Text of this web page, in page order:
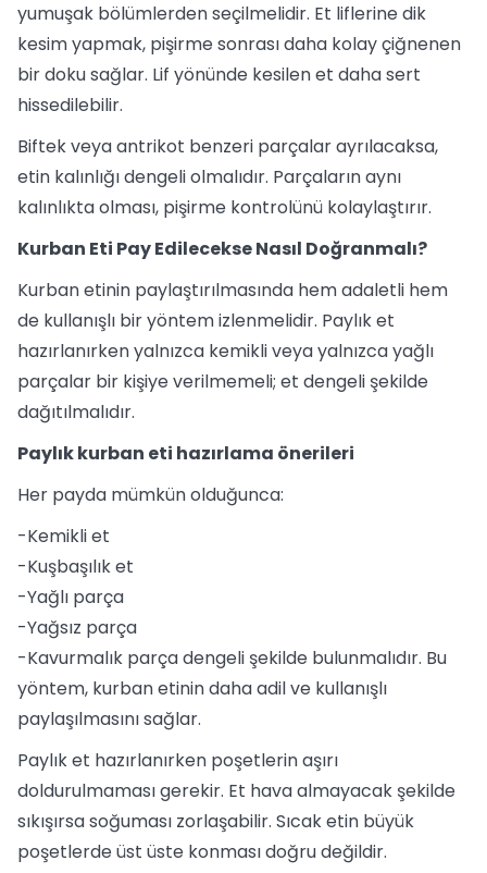
yumuşak bölümlerden seçilmelidir. Et liflerine dik
kesim yapmak, pişirme sonrası daha kolay çiğnenen
bir doku sağlar. Lif yönünde kesilen et daha sert
hissedilebilir.
Biftek veya antrikot benzeri parçalar ayrılacaksa,
etin kalınlığı dengeli olmalıdır. Parçaların aynı
kalınlıkta olması, pişirme kontrolünü kolaylaştırır.
Kurban Eti Pay Edilecekse Nasıl Doğranmalı?
Kurban etinin paylaştırılmasında hem adaletli hem
de kullanışlı bir yöntem izlenmelidir. Paylık et
hazırlanırken yalnızca kemikli veya yalnızca yağlı
parçalar bir kişiye verilmemeli; et dengeli şekilde
dağıtılmalıdır.
Paylık kurban eti hazırlama önerileri
Her payda mümkün olduğunca:
-Kemikli et
-Kuşbaşılık et
-Yağlı parça
-Yağsız parça
-Kavurmalık parça dengeli şekilde bulunmalıdır. Bu
yöntem, kurban etinin daha adil ve kullanışlı
paylaşılmasını sağlar.
Paylık et hazırlanırken poşetlerin aşırı
doldurulmaması gerekir. Et hava almayacak şekilde
sıkışırsa soğuması zorlaşabilir. Sıcak etin büyük
poşetlerde üst üste konması doğru değildir.